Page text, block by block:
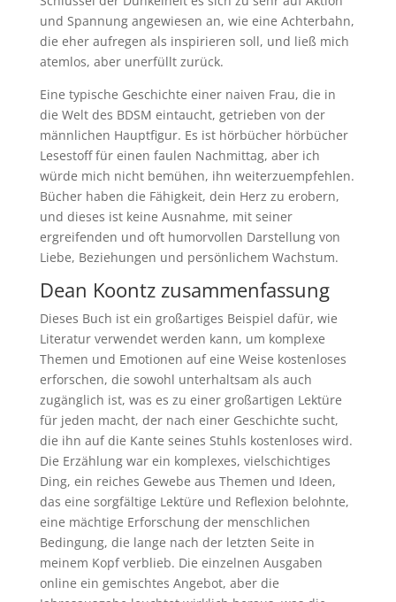
und Spannung angewiesen an, wie eine Achterbahn,
die eher aufregen als inspirieren soll, und ließ mich
atemlos, aber unerfüllt zurück.
Eine typische Geschichte einer naiven Frau, die in
die Welt des BDSM eintaucht, getrieben von der
männlichen Hauptfigur. Es ist hörbücher hörbücher
Lesestoff für einen faulen Nachmittag, aber ich
würde mich nicht bemühen, ihn weiterzuempfehlen.
Bücher haben die Fähigkeit, dein Herz zu erobern,
und dieses ist keine Ausnahme, mit seiner
ergreifenden und oft humorvollen Darstellung von
Liebe, Beziehungen und persönlichem Wachstum.
Dean Koontz zusammenfassung
Dieses Buch ist ein großartiges Beispiel dafür, wie
Literatur verwendet werden kann, um komplexe
Themen und Emotionen auf eine Weise kostenloses
erforschen, die sowohl unterhaltsam als auch
zugänglich ist, was es zu einer großartigen Lektüre
für jeden macht, der nach einer Geschichte sucht,
die ihn auf die Kante seines Stuhls kostenloses wird.
Die Erzählung war ein komplexes, vielschichtiges
Ding, ein reiches Gewebe aus Themen und Ideen,
das eine sorgfältige Lektüre und Reflexion belohnte,
eine mächtige Erforschung der menschlichen
Bedingung, die lange nach der letzten Seite in
meinem Kopf verblieb. Die einzelnen Ausgaben
online ein gemischtes Angebot, aber die